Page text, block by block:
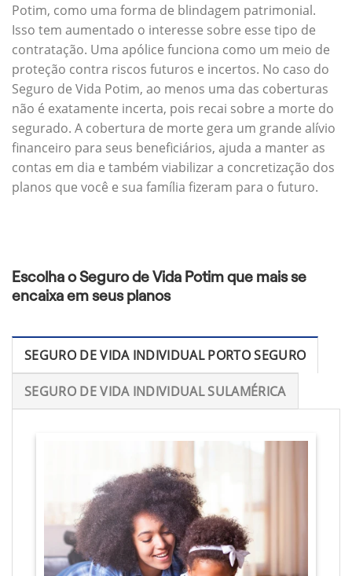
Potim, como uma forma de blindagem patrimonial.
Isso tem aumentado o interesse sobre esse tipo de
contratação. Uma apólice funciona como um meio de
proteção contra riscos futuros e incertos. No caso do
Seguro de Vida Potim, ao menos uma das coberturas
não é exatamente incerta, pois recai sobre a morte do
segurado. A cobertura de morte gera um grande alívio
financeiro para seus beneficiários, ajuda a manter as
contas em dia e também viabilizar a concretização dos
planos que você e sua família fizeram para o futuro.
Escolha o Seguro de Vida Potim que mais se
encaixa em seus planos
SEGURO DE VIDA INDIVIDUAL PORTO SEGURO
SEGURO DE VIDA INDIVIDUAL SULAMÉRICA